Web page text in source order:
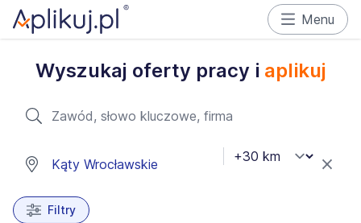
Menu
Wyszukaj oferty pracy i aplikuj
Filtry